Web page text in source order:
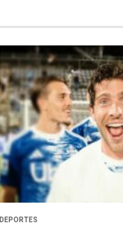
DEPORTES